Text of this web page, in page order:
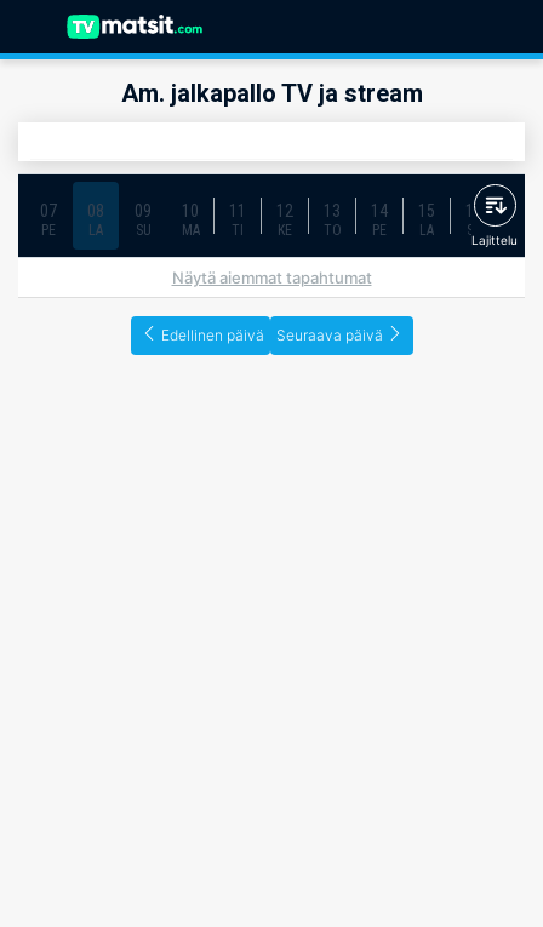
Am. jalkapallo TV ja stream
07
PE
08
LA
09
SU
10
MA
11
TI
12
KE
13
TO
14
PE
15
LA
16
SU
17
Lajittelu
Näytä aiemmat tapahtumat
Edellinen päivä Seuraava päivä